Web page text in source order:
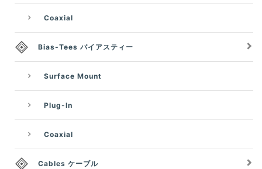
Coaxial
Bias-Tees バイアスティー
Surface Mount
Plug-In
Coaxial
Cables ケーブル